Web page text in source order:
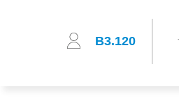
B3.120